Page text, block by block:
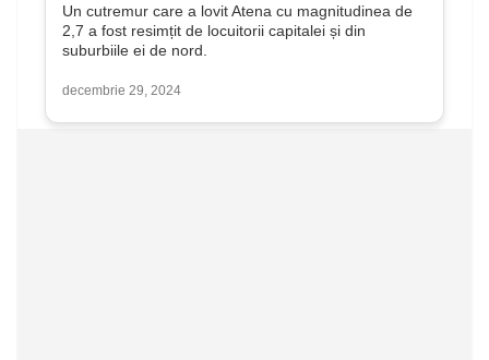
Un cutremur care a lovit Atena cu magnitudinea de
2,7 a fost resimțit de locuitorii capitalei și din
suburbiile ei de nord.
decembrie 29, 2024